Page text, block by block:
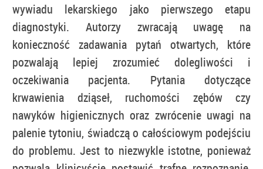
wywiadu lekarskiego jako pierwszego etapu
diagnostyki. Autorzy zwracają uwagę na
konieczność zadawania pytań otwartych, które
pozwalają lepiej zrozumieć dolegliwości i
oczekiwania pacjenta. Pytania dotyczące
krwawienia dziąseł, ruchomości zębów czy
nawyków higienicznych oraz zwrócenie uwagi na
palenie tytoniu, świadczą o całościowym podejściu
do problemu. Jest to niezwykle istotne, ponieważ